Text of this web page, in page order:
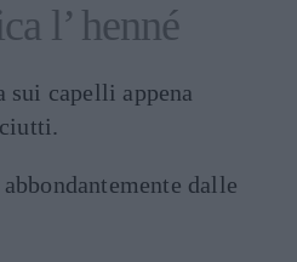
l’ henné
sui capelli appena
dalle